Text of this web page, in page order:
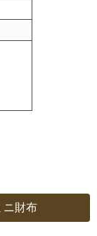
ニ財布